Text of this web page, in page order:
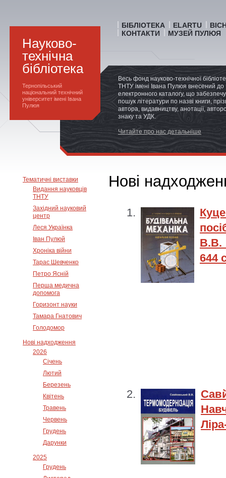
Науково-
технічна
бібліотека
Тернопільський
національний технічний
університет імені Івана
Пулюя
БІБЛІОТЕКА ELARTU
КОНТАКТИ
МУЗЕЙ ПУЛЮЯ
Весь фонд науково-технічної
ТНТУ імені Івана Пулюя внесений до
електронного каталогу, що
пошук літератури по назві книги,
автора, видавництву, анотації,
знаку та УДК.
Читайте про нас детальніше
Тематичні виставки
Видання науковців
ТНТУ
Західний науковий
центр
Леся Українка
Іван Пулюй
Хроніка війни
Тарас Шевченко
Петро Ясній
Перша медична
допомога
Горизонт науки
Тамара Гнатович
Голодомор
Нові надходження
2026
Січень
Лютий
Березень
Квітень
Травень
Червень
Грудень
Дарунки
2025
Грудень
Нові
В.В.
644